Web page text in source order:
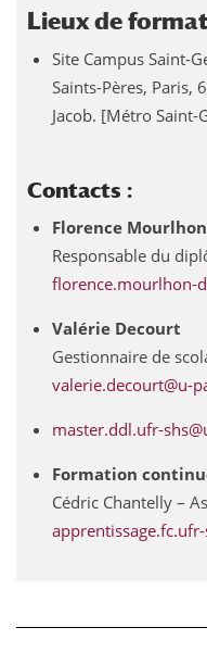
Lieux de
Site Campus Saint-
Saints-Pères, Paris,
Jacob. [Métro Saint-
Contacts :
Florence
Responsable du
florence.mourlhon-
Valérie Decourt
Gestionnaire de
valerie.decourt@u-
master.ddl.ufr-
Formation
Cédric Chantelly –
Contacts Offres